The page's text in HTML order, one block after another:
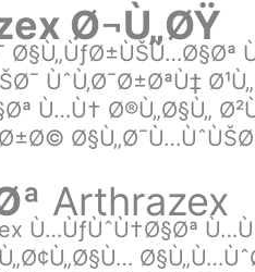
Ø¬Ù„ØŸ
ÙˆÙ‚Ø¯Ø±ØªÙ‡
Ù…Ù† Ø®Ù„Ø§Ù„
Arthrazex
Ù…ÙƒÙˆÙ†Ø§Øª